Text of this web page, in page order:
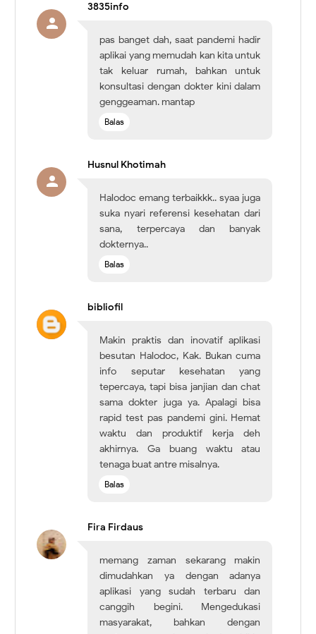
3835info
pas banget dah, saat pandemi hadir
aplikai yang memudah kan kita untuk
tak keluar rumah, bahkan untuk
konsultasi dengan dokter kini dalam
genggeaman. mantap
Balas
Husnul Khotimah
Halodoc emang terbaikkk.. syaa juga
suka nyari referensi kesehatan dari
sana, terpercaya dan banyak
dokternya..
Balas
bibliofil
Makin praktis dan inovatif aplikasi
besutan Halodoc, Kak. Bukan cuma
info seputar kesehatan yang
tepercaya, tapi bisa janjian dan chat
sama dokter juga ya. Apalagi bisa
rapid test pas pandemi gini. Hemat
waktu dan produktif kerja deh
akhirnya. Ga buang waktu atau
tenaga buat antre misalnya.
Balas
Fira Firdaus
memang zaman sekarang makin
dimudahkan ya dengan adanya
aplikasi yang sudah terbaru dan
canggih begini. Mengedukasi
masyarakat, bahkan dengan